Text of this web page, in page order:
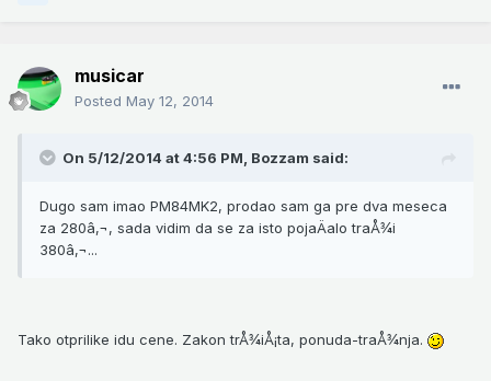
musicar
Posted May 12, 2014
On 5/12/2014 at 4:56 PM, Bozzam said:
Dugo sam imao PM84MK2, prodao sam ga pre dva meseca
za 280â‚¬, sada vidim da se za isto pojaÄalo traÅ¾i
380â‚¬...
Tako otprilike idu cene. Zakon trÅ¾iÅ¡ta, ponuda-traÅ¾nja.